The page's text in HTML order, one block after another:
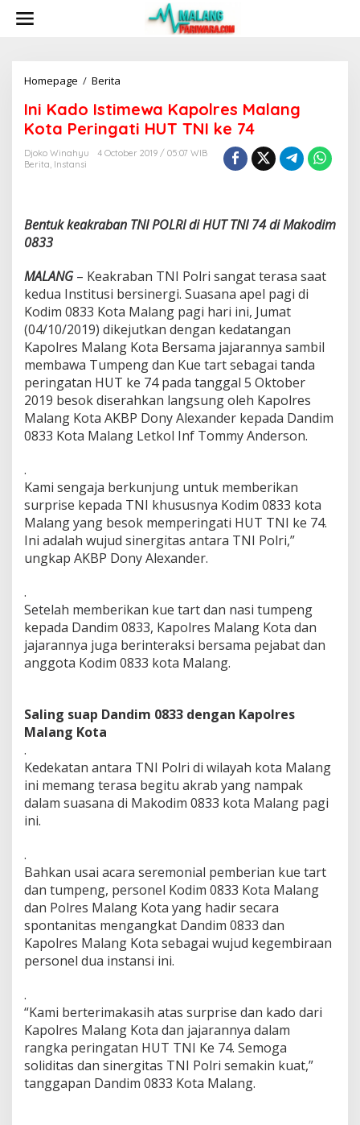
Homepage / Berita
i
K
a
d
i
a
K
a
p
o
l
r
s
M
g
K
t
a
P
n
g
a
t
T
I
k
e
7
Ini Kado Istimewa Kapolres Malang
Kota Peringati HUT TNI ke 74
Djoko Winahyu
4 October 2019 / 05:07 WIB
Berita, Instansi
Bentuk keakraban TNI POLRI di HUT TNI 74 di Makodim
0833
MALANG– Keakraban TNI Polri sangat terasa saat
kedua Institusi bersinergi. Suasana apel pagi di
Kodim 0833 Kota Malang pagi hari ini, Jumat
(04/10/2019) dikejutkan dengan kedatangan
Kapolres Malang Kota Bersama jajarannya sambil
membawa Tumpeng dan Kue tart sebagai tanda
peringatan HUT ke 74 pada tanggal 5 Oktober
2019 besok diserahkan langsung oleh Kapolres
Malang Kota AKBP Dony Alexander kepada Dandim
0833 Kota Malang Letkol Inf Tommy Anderson.
.
Kami sengaja berkunjung untuk memberikan
surprise kepada TNI khususnya Kodim 0833 kota
Malang yang besok memperingati HUT TNI ke 74.
Ini adalah wujud sinergitas antara TNI Polri,”
ungkap AKBP Dony Alexander.
.
Setelah memberikan kue tart dan nasi tumpeng
kepada Dandim 0833, Kapolres Malang Kota dan
jajarannya juga berinteraksi bersama pejabat dan
anggota Kodim 0833 kota Malang.
Saling suap Dandim 0833 dengan Kapolres
Malang Kota
.
Kedekatan antara TNI Polri di wilayah kota Malang
ini memang terasa begitu akrab yang nampak
dalam suasana di Makodim 0833 kota Malang pagi
ini.
.
Bahkan usai acara seremonial pemberian kue tart
dan tumpeng, personel Kodim 0833 Kota Malang
dan Polres Malang Kota yang hadir secara
spontanitas mengangkat Dandim 0833 dan
Kapolres Malang Kota sebagai wujud kegembiraan
personel dua instansi ini.
.
“Kami berterimakasih atas surprise dan kado dari
Kapolres Malang Kota dan jajarannya dalam
rangka peringatan HUT TNI Ke 74. Semoga
soliditas dan sinergitas TNI Polri semakin kuat,”
tanggapan Dandim 0833 Kota Malang.